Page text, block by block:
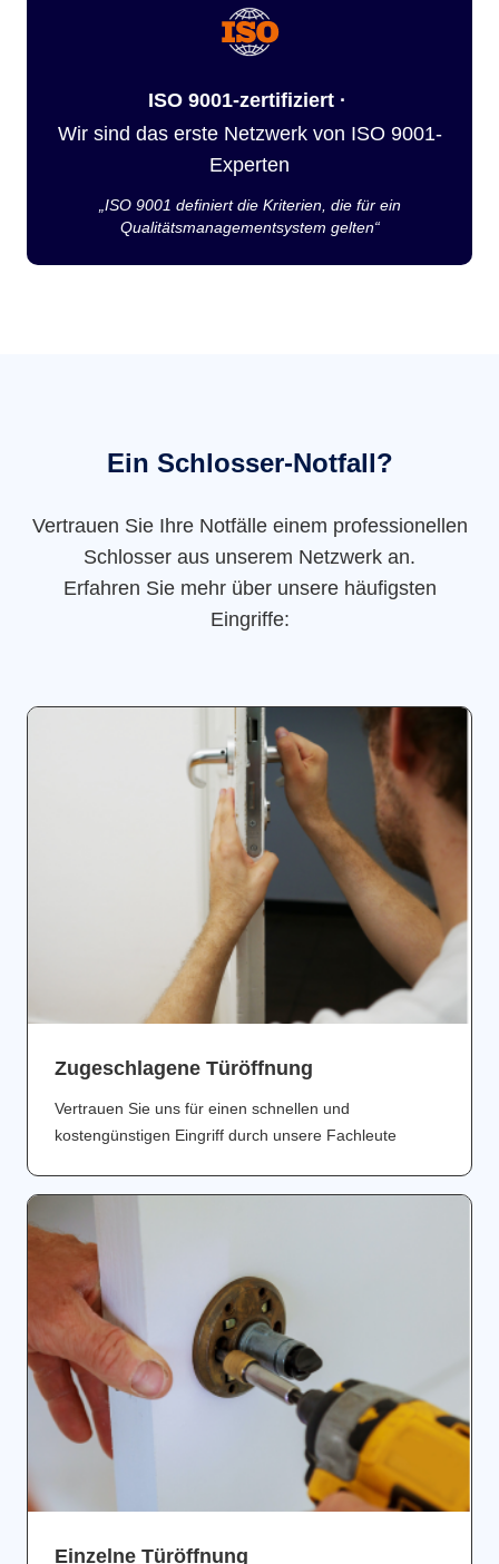
ISO 9001-zertifiziert ·
Wir sind das erste Netzwerk von ISO 9001-
Experten
„ISO 9001 definiert die Kriterien, die für ein
Qualitätsmanagementsystem gelten“
Ein Schlosser-Notfall?
Vertrauen Sie Ihre Notfälle einem professionellen
Schlosser aus unserem Netzwerk an.
Erfahren Sie mehr über unsere häufigsten
Eingriffe:
Zugeschlagene Türöffnung
Vertrauen Sie uns für einen schnellen und
kostengünstigen Eingriff durch unsere Fachleute
Einzelne Türöffnung